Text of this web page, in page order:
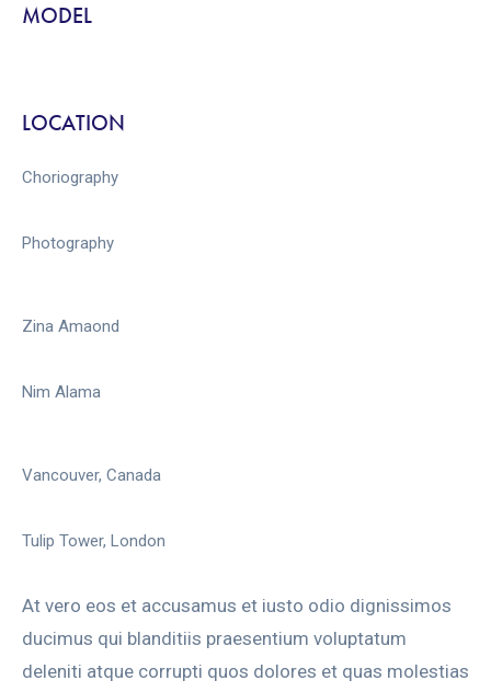
MODEL
LOCATION
Choriography
Photography
Zina Amaond
Nim Alama
Vancouver, Canada
Tulip Tower, London
At vero eos et accusamus et iusto odio dignissimos
ducimus qui blanditiis praesentium voluptatum
deleniti atque corrupti quos dolores et quas molestias